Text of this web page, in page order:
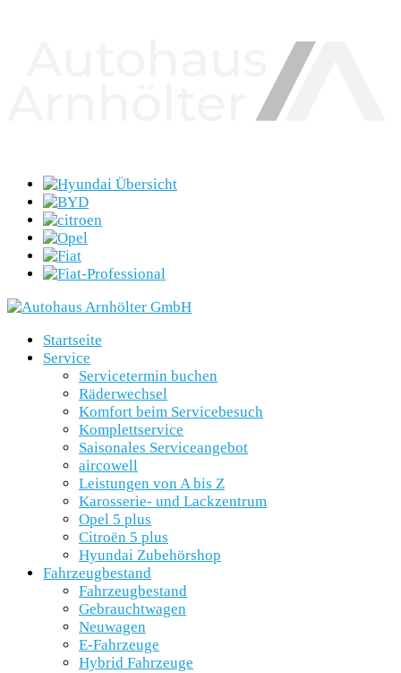
Startseite
Service
Servicetermin buchen
Räderwechsel
Komfort beim Servicebesuch
Komplettservice
Saisonales Serviceangebot
aircowell
Leistungen von A bis Z
Karosserie- und Lackzentrum
Opel 5 plus
Citroën 5 plus
Hyundai Zubehörshop
Fahrzeugbestand
Fahrzeugbestand
Gebrauchtwagen
Neuwagen
E-Fahrzeuge
Hybrid Fahrzeuge